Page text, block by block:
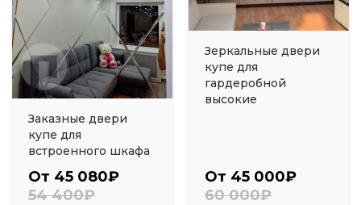
Заказные двери
купе для
встроенного шкафа
От 45 080₽
54 400₽
Зеркальные двери
купе для
гардеробной
высокие
От 45 000₽
60 000₽